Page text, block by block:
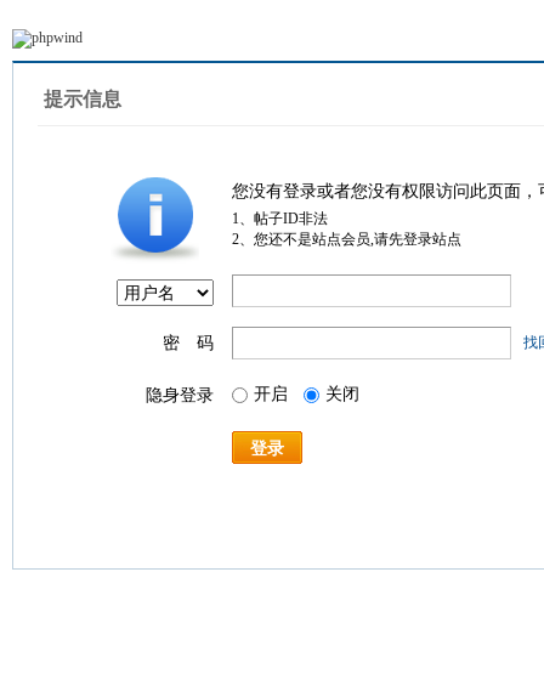
提示信息
您没有登录或者您没有权限访问此页面
1、帖子ID非法
2、您还不是站点会员,请先登录站点
密 码 找
隐身登录 开启 关闭
登录